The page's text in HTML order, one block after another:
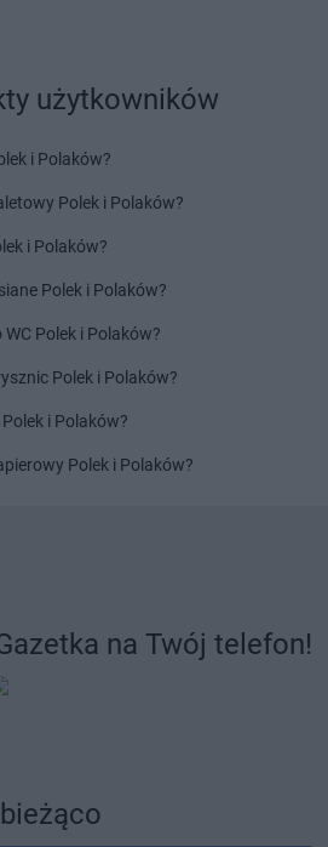
użytkowników
i Polaków?
Polek i Polaków?
i Polaków?
Polek i Polaków?
Polek i Polaków?
Polek i Polaków?
i Polaków?
Polek i Polaków?
na Twój telefon!